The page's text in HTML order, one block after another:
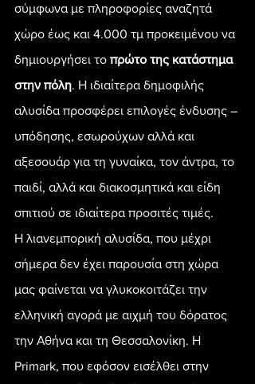
σύμφωνα με πληροφορίες αναζητά
χώρο έως και 4.000 τμ προκειμένου να
δημιουργήσει το πρώτο της κατάστημα
στην πόλη. Η ιδιαίτερα δημοφιλής
αλυσίδα προσφέρει επιλογές ένδυσης –
υπόδησης, εσωρούχων αλλά και
αξεσουάρ για τη γυναίκα, τον άντρα, το
παιδί, αλλά και διακοσμητικά και είδη
σπιτιού σε ιδιαίτερα προσιτές τιμές.
Η λιανεμπορική αλυσίδα, που μέχρι
σήμερα δεν έχει παρουσία στη χώρα
μας φαίνεται να γλυκοκοιτάζει την
ελληνική αγορά με αιχμή του δόρατος
την Αθήνα και τη Θεσσαλονίκη. Η
Primark, που εφόσον εισέλθει στην